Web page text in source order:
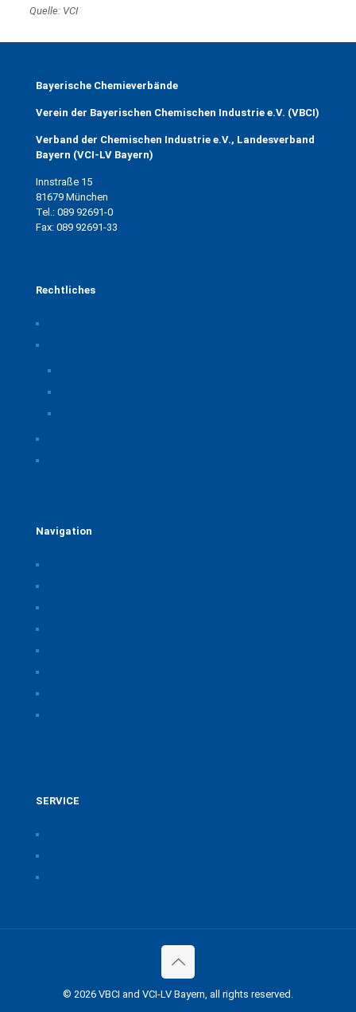
Quelle: VCI
Bayerische Chemieverbände
Verein der Bayerischen Chemischen Industrie e.V. (VBCI)
Verband der Chemischen Industrie e.V., Landesverband
Bayern (VCI-LV Bayern)
Innstraße 15
81679 München
Tel.: 089 92691-0
Fax: 089 92691-33
Rechtliches
Navigation
SERVICE
© 2026 VBCI and VCI-LV Bayern, all rights reserved.